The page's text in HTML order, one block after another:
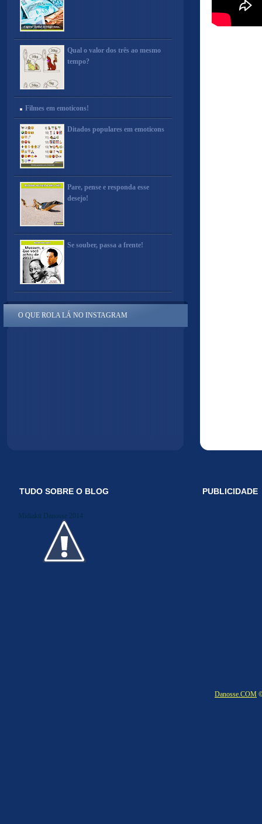
Qual o valor dos três ao mesmo
tempo?
Filmes em emoticons!
Ditados populares em emoticons
Pare, pense e responda esse
desejo!
Se souber, passa a frente!
O QUE ROLA LÁ NO INSTAGRAM
TUDO SOBRE O BLOG
Midiakit Danosse 2014
PUBLICIDADE
Danosse.COM